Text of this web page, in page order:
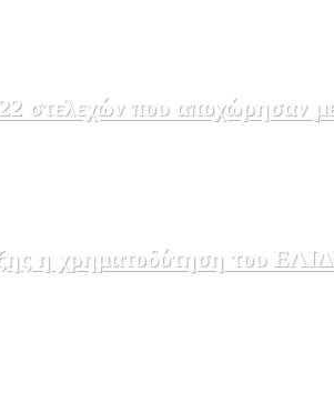
που αποχώρησαν με
η χρηματοδότηση του